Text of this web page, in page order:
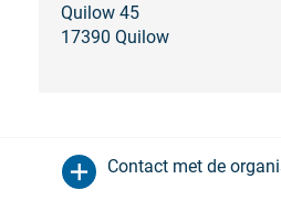
Quilow 45
17390 Quilow
Contact met de